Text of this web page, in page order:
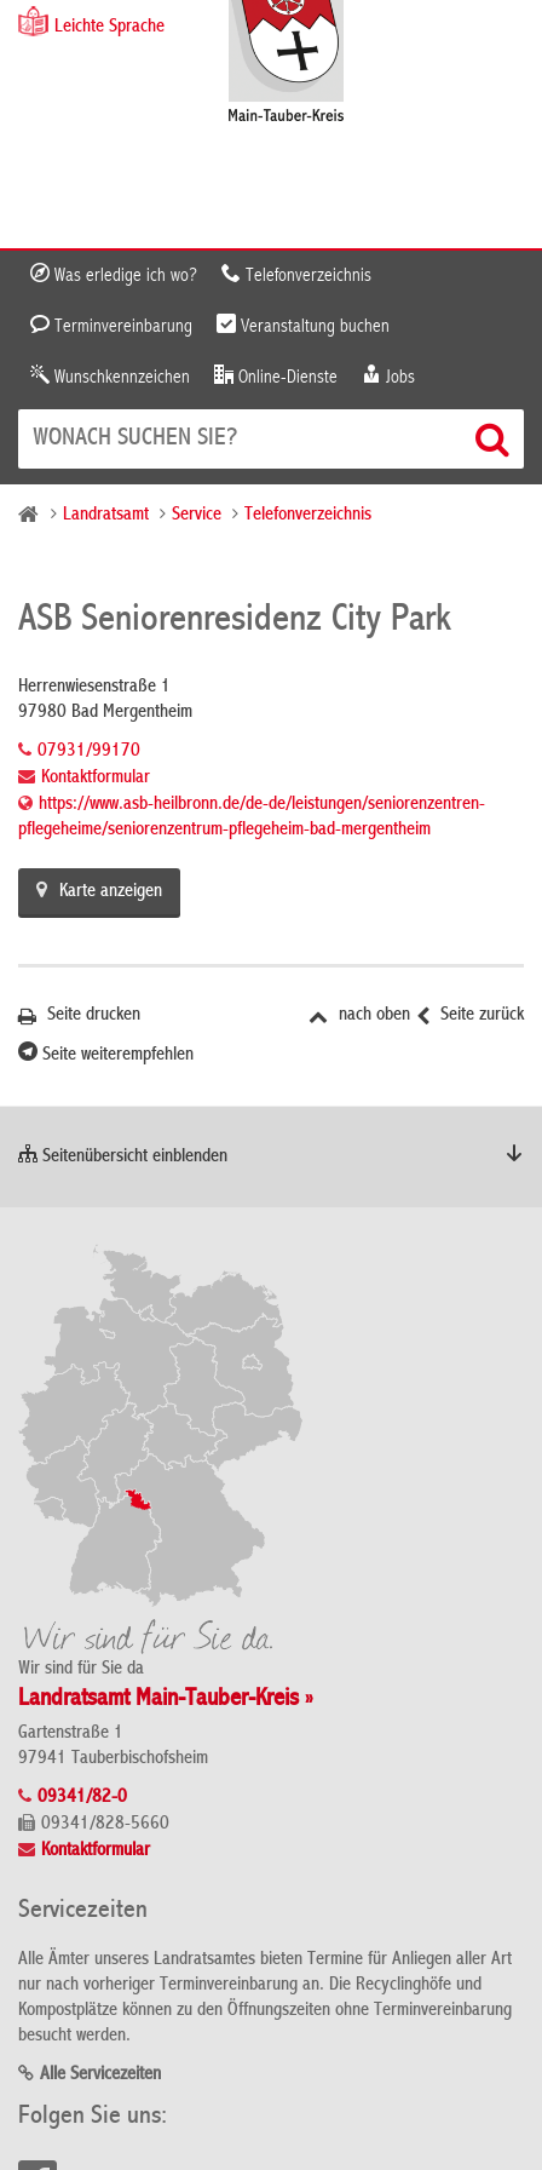
Leichte Sprache
Was erledige ich wo? Telefonverzeichnis
Terminvereinbarung Veranstaltung buchen
Wunschkennzeichen Online-Dienste Jobs
Landratsamt Service Telefonverzeichnis
ASB Seniorenresidenz City Park
Herrenwiesenstraße 1
97980 Bad Mergentheim
07931/99170
Kontaktformular
https://www.asb-heilbronn.de/de-de/leistungen/seniorenzentren-
pflegeheime/seniorenzentrum-pflegeheim-bad-mergentheim
Karte anzeigen
Seite zurück
nach oben
Seite drucken
Seite weiterempfehlen
Seitenübersicht einblenden
Wir sind für Sie da
Landratsamt Main-Tauber-Kreis »
Gartenstraße 1
97941 Tauberbischofsheim
09341/82-0
09341/828-5660
Kontaktformular
Servicezeiten
Alle Ämter unseres Landratsamtes bieten Termine für Anliegen aller Art
nur nach vorheriger Terminvereinbarung an. Die Recyclinghöfe und
Kompostplätze können zu den Öffnungszeiten ohne Terminvereinbarung
besucht werden.
Alle Servicezeiten
Folgen Sie uns: